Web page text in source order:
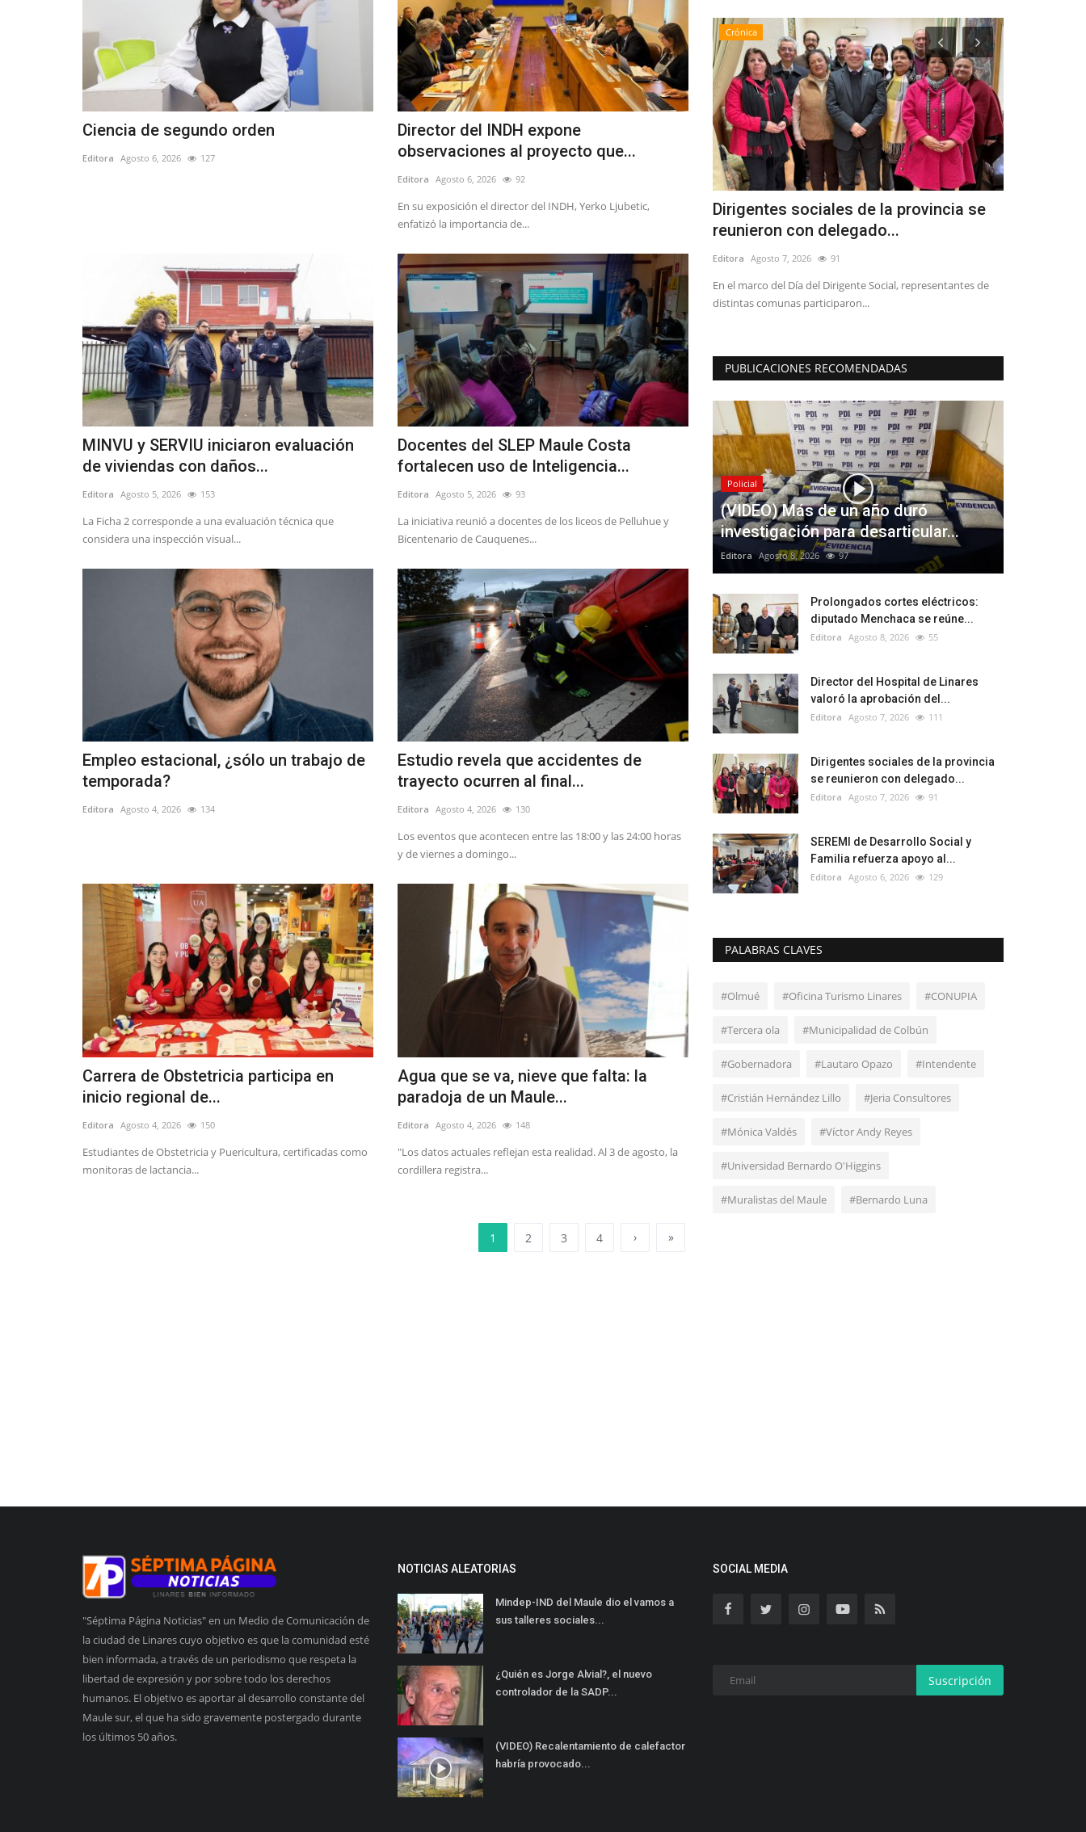
Ciencia de segundo orden
Editora Agosto 6, 2026 127
Director del INDH expone
observaciones al proyecto que...
Editora Agosto 6, 2026 92
En su exposición el director del INDH, Yerko Ljubetic,
enfatizó la importancia de...
MINVU y SERVIU iniciaron evaluación
de viviendas con daños...
Editora Agosto 5, 2026 153
La Ficha 2 corresponde a una evaluación técnica que
considera una inspección visual...
Docentes del SLEP Maule Costa
fortalecen uso de Inteligencia...
Editora Agosto 5, 2026 93
La iniciativa reunió a docentes de los liceos de Pelluhue y
Bicentenario de Cauquenes...
Empleo estacional, ¿sólo un trabajo de
temporada?
Editora Agosto 4, 2026 134
Estudio revela que accidentes de
trayecto ocurren al final...
Editora Agosto 4, 2026 130
Los eventos que acontecen entre las 18:00 y las 24:00 horas
y de viernes a domingo...
Carrera de Obstetricia participa en
inicio regional de...
Editora Agosto 4, 2026 150
Estudiantes de Obstetricia y Puericultura, certificadas como
monitoras de lactancia...
Agua que se va, nieve que falta: la
paradoja de un Maule...
Editora Agosto 4, 2026 148
"Los datos actuales reflejan esta realidad. Al 3 de agosto, la
cordillera registra...
1 2 3 4 › »
El INDH actúa como querellante en el caso, conocido como
“Operación Topógrafo”,...
Política
Tensión en el PS: Vodanovic desmintió
a Cicardini y descartó...
Crónica
Dirigentes sociales de la provincia se
reunieron con delegado...
Editora Agosto 7, 2026 91
En el marco del Día del Dirigente Social, representantes de
distintas comunas participaron...
PUBLICACIONES RECOMENDADAS
Policial
(VIDEO) Más de un año duró
investigación para desarticular...
Editora Agosto 8, 2026 97
Prolongados cortes eléctricos:
diputado Menchaca se reúne...
Editora Agosto 8, 2026 55
Director del Hospital de Linares
valoró la aprobación del...
Editora Agosto 7, 2026 111
Dirigentes sociales de la provincia
se reunieron con delegado...
Editora Agosto 7, 2026 91
SEREMI de Desarrollo Social y
Familia refuerza apoyo al...
Editora Agosto 6, 2026 129
PALABRAS CLAVES
#Olmué #Oficina Turismo Linares #CONUPIA
#Tercera ola #Municipalidad de Colbún
#Gobernadora #Lautaro Opazo #Intendente
#Cristián Hernández Lillo #Jeria Consultores
#Mónica Valdés #Víctor Andy Reyes
#Universidad Bernardo O'Higgins
#Muralistas del Maule #Bernardo Luna
"Séptima Página Noticias" en un Medio de Comunicación de
la ciudad de Linares cuyo objetivo es que la comunidad esté
bien informada, a través de un periodismo que respeta la
libertad de expresión y por sobre todo los derechos
humanos. El objetivo es aportar al desarrollo constante del
Maule sur, el que ha sido gravemente postergado durante
los últimos 50 años.
NOTICIAS ALEATORIAS
Mindep-IND del Maule dio el vamos a
sus talleres sociales...
¿Quién es Jorge Alvial?, el nuevo
controlador de la SADP...
(VIDEO) Recalentamiento de calefactor
habría provocado...
SOCIAL MEDIA
Suscripción